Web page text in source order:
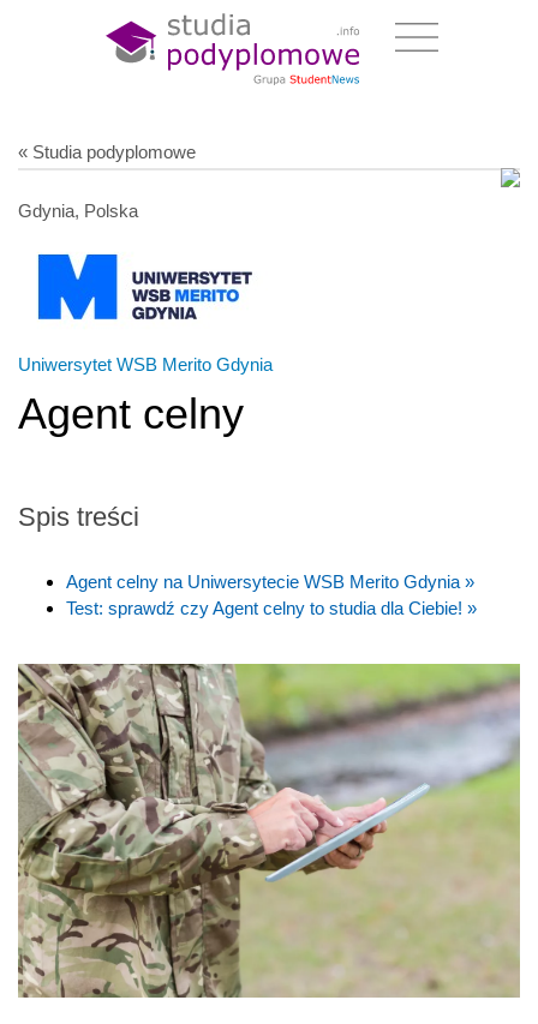
« Studia podyplomowe
Gdynia, Polska
Uniwersytet WSB Merito Gdynia
Agent celny
Spis treści
Agent celny na Uniwersytecie WSB Merito Gdynia »
Test: sprawdź czy Agent celny to studia dla Ciebie! »